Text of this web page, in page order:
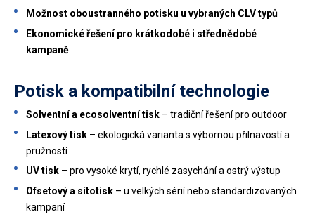
Možnost oboustranného potisku u vybraných CLV typů
Ekonomické řešení pro krátkodobé i střednědobé
kampaně
Potisk a kompatibilní technologie
Solventní a ecosolventní tisk– tradiční řešení pro outdoor
Latexový tisk– ekologická varianta s výbornou přilnavostí a
pružností
UV tisk– pro vysoké krytí, rychlé zasychání a ostrý výstup
Ofsetový a sítotisk– u velkých sérií nebo standardizovaných
kampaní